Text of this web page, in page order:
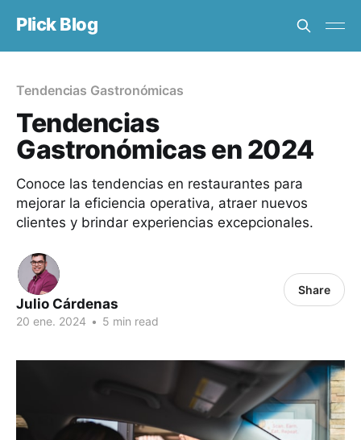
Plick Blog
Tendencias Gastronómicas
Tendencias
Gastronómicas en 2024
Conoce las tendencias en restaurantes para
mejorar la eficiencia operativa, atraer nuevos
clientes y brindar experiencias excepcionales.
Julio Cárdenas
20 ene. 2024 • 5 min read
Share